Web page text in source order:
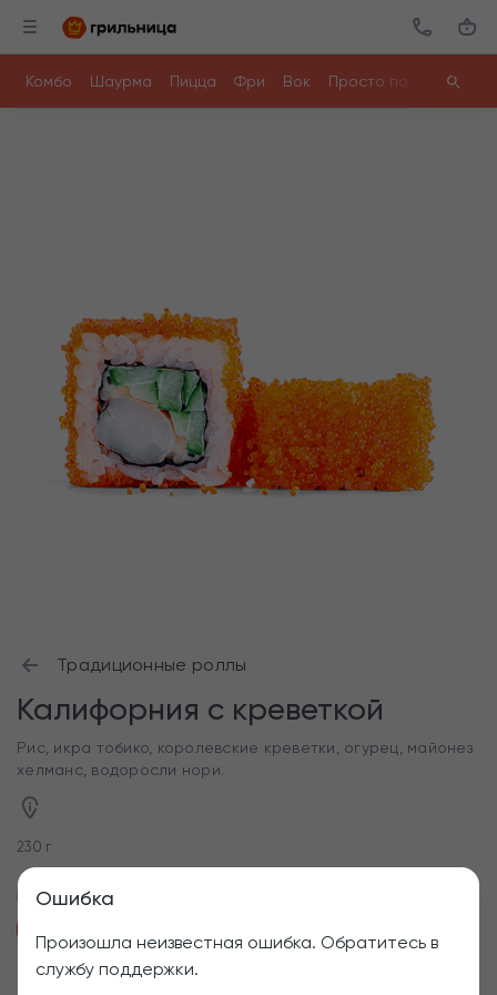
Комбо Шаурма Пицца Фри Вок Просто поесть
Ошибка
Произошла неизвестная ошибка. Обратитесь в
службу поддержки.
Традиционные роллы
Калифорния с креветкой
Рис, икра тобико, королевские креветки, огурец, майонез
хелманс, водоросли нори.
230 г
Приборы